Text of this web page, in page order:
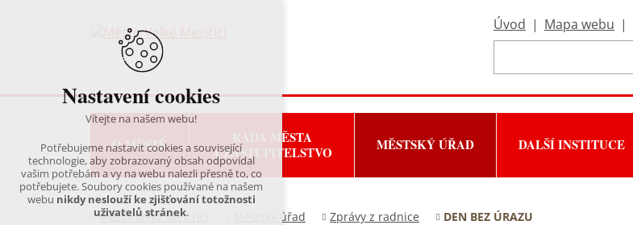
Úvod | Mapa webu |
O MĚSTĚ
RADA MĚSTA
A ZASTUPITELSTVO
MĚSTSKÝ ÚŘAD DALŠÍ INSTITUCE
Město Velké Meziříčí Městský úřad Zprávy z radnice DEN BEZ ÚRAZU
Nastavení cookies
Vítejte na našem webu!
Potřebujeme nastavit cookies a související
technologie, aby zobrazovaný obsah odpovídal
vašim potřebám a vy na webu nalezli přesně to, co
potřebujete. Soubory cookies používané na našem
webu nikdy neslouží ke zjišťování totožnosti
uživatelů stránek.